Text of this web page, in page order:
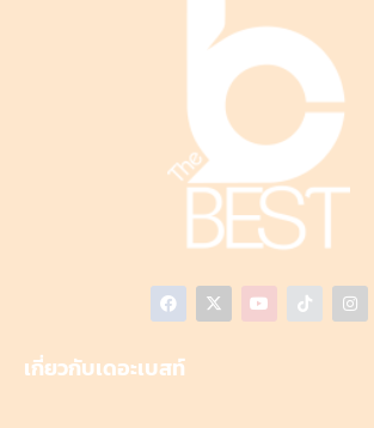
เกี่ยวกับเดอะเบสท์